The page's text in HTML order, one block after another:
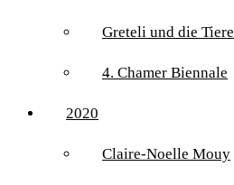
Greteli und die Tiere
4. Chamer Biennale
2020
Claire-Noelle Mouy